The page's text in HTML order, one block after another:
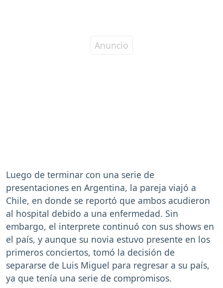
Luego de terminar con una serie de
presentaciones en Argentina, la pareja viajó a
Chile, en donde se reportó que ambos acudieron
al hospital debido a una enfermedad. Sin
embargo, el interprete continuó con sus shows en
el país, y aunque su novia estuvo presente en los
primeros conciertos, tomó la decisión de
separarse de Luis Miguel para regresar a su país,
ya que tenía una serie de compromisos.